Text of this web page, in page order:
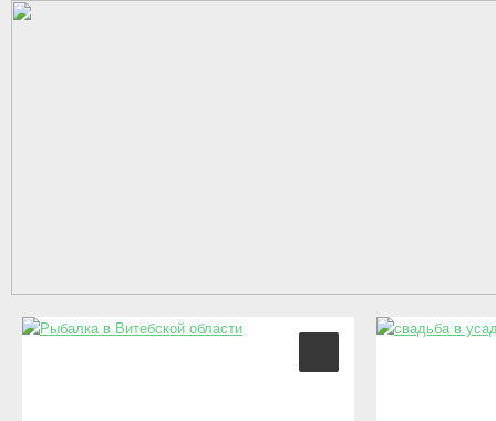
Перейти к основному содержанию